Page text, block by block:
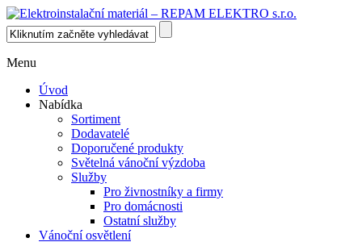
Menu
Úvod
Nabídka
Sortiment
Dodavatelé
Doporučené produkty
Světelná vánoční výzdoba
Služby
Pro živnostníky a firmy
Pro domácnosti
Ostatní služby
Vánoční osvětlení